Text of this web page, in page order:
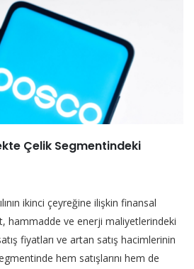
Çelik Segmentindeki
ikinci çeyreğine ilişkin finansal
hammadde ve enerji maliyetlerindeki
fiyatları ve artan satış hacimlerinin
hem satışlarını hem de